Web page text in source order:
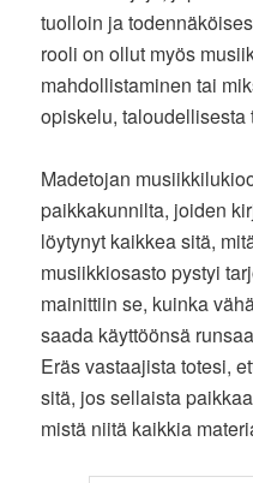
tuolloin ja
rooli on ollut myös
mahdollistaminen tai
opiskelu, taloudellisesta
Madetojan
paikkakunnilta, joiden
löytynyt kaikkea sitä,
musiikkiosasto pystyi
mainittiin se, kuinka
saada käyttöönsä
Eräs vastaajista totesi,
sitä, jos sellaista
mistä niitä kaikkia